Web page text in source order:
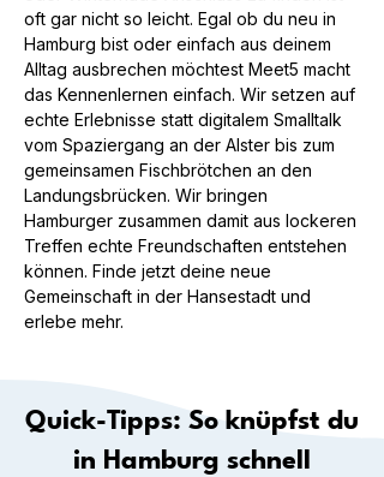
oft gar nicht so leicht. Egal ob du neu in
Hamburg bist oder einfach aus deinem
Alltag ausbrechen möchtest Meet5 macht
das Kennenlernen einfach. Wir setzen auf
echte Erlebnisse statt digitalem Smalltalk
vom Spaziergang an der Alster bis zum
gemeinsamen Fischbrötchen an den
Landungsbrücken. Wir bringen
Hamburger zusammen damit aus lockeren
Treffen echte Freundschaften entstehen
können. Finde jetzt deine neue
Gemeinschaft in der Hansestadt und
erlebe mehr.
Quick-Tipps: So knüpfst du
in Hamburg schnell